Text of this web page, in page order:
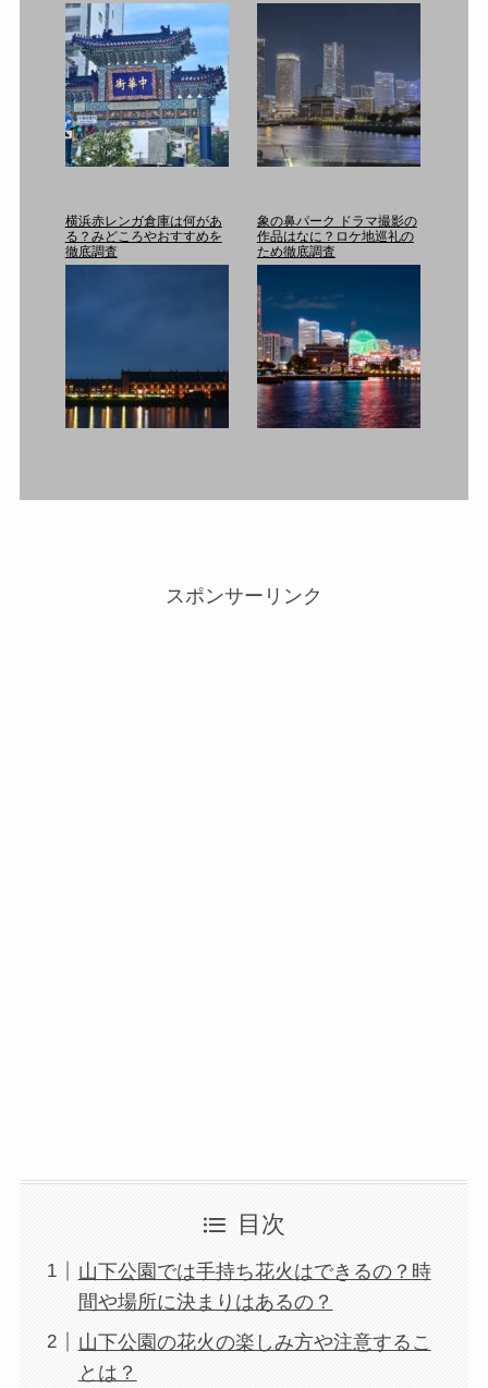
横浜赤レンガ倉庫は何があ
る？みどころやおすすめを
徹底調査
象の鼻パーク ドラマ撮影の
作品はなに？ロケ地巡礼の
ため徹底調査
スポンサーリンク
目次
山下公園では手持ち花火はできるの？時
間や場所に決まりはあるの？
山下公園の花火の楽しみ方や注意するこ
とは？